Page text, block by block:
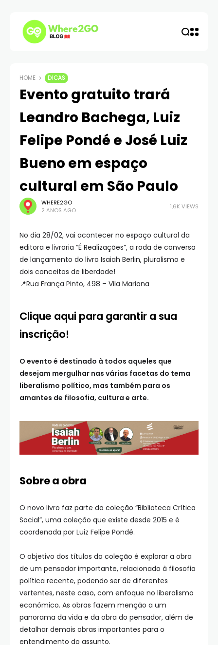
HOME DICAS
Evento gratuito trará
Leandro Bachega, Luiz
Felipe Pondé e José Luiz
Bueno em espaço
cultural em São Paulo
WHERE2GO
2 ANOS AGO
1,6K VIEWS
No dia 28/02, vai acontecer no espaço cultural da
editora e livraria “É Realizações”, a roda de conversa
de lançamento do livro Isaiah Berlin, pluralismo e
dois conceitos de liberdade!
📍Rua França Pinto, 498 – Vila Mariana
Clique aqui para garantir a sua
inscrição!
O evento é destinado à todos aqueles que
desejam mergulhar nas várias facetas do tema
liberalismo político, mas também para os
amantes de filosofia, cultura e arte.
Sobre a obra
O novo livro faz parte da coleção “Biblioteca Crítica
Social”, uma coleção que existe desde 2015 e é
coordenada por Luiz Felipe Pondé.
O objetivo dos títulos da coleção é explorar a obra
de um pensador importante, relacionado à filosofia
política recente, podendo ser de diferentes
vertentes, neste caso, com enfoque no liberalismo
econômico. As obras fazem menção a um
panorama da vida e da obra do pensador, além de
detalhar demais obras importantes para o
entendimento do assunto.